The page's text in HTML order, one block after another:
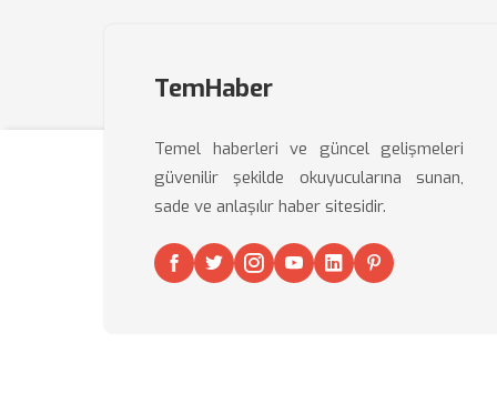
TemHaber
Temel haberleri ve güncel gelişmeleri
güvenilir şekilde okuyucularına sunan,
sade ve anlaşılır haber sitesidir.